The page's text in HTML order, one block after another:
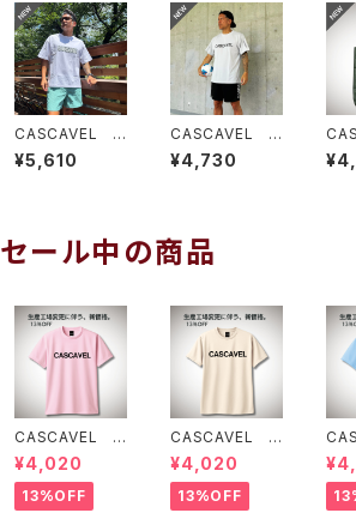
CASCAVEL R
OUGH CAMO
BOX TEE ホ
¥5,610
CASCAVEL C
LUB PRA-SHI
RT シルバーグ
¥4,730
セール中の商品
CASCAVEL ス
タンダードプラク
ティスシャツ ラ
イトピンクブラッ
ク
¥4,020
13%OFF
CASCAVEL ス
タンダードプラク
ティスシャツ ラ
イトベージュ
¥4,020
13%OFF
タン
テ
イ